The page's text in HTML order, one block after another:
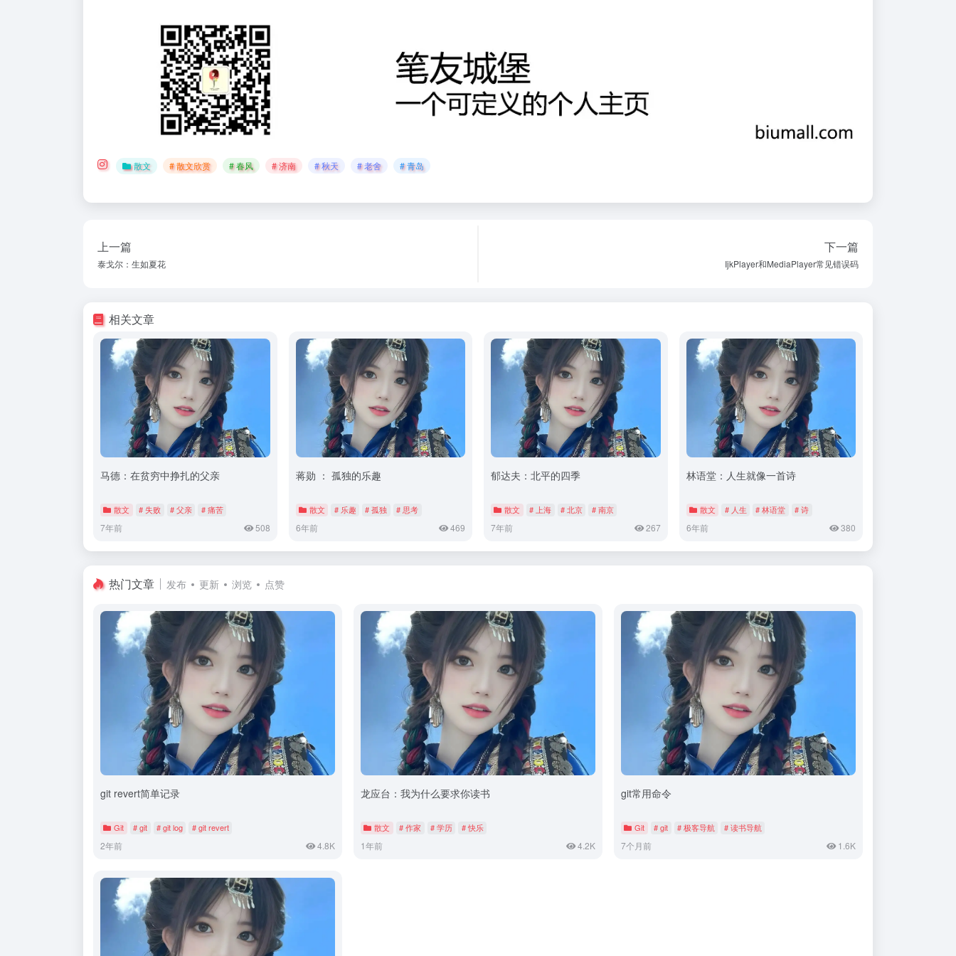
散文 # 散文欣赏 # 春风 # 济南 # 秋天 # 老舍 # 青岛
上一篇
泰戈尔：生如夏花
下一篇
IjkPlayer和MediaPlayer常见错误码
相关文章
马德：在贫穷中挣扎的父亲
散文 # 失败 # 父亲 # 痛苦
7年前 508
蒋勋 ： 孤独的乐趣
散文 # 乐趣 # 孤独 # 思考
6年前 469
郁达夫：北平的四季
散文 # 上海 # 北京 # 南京
7年前 267
林语堂：人生就像一首诗
散文 # 人生 # 林语堂 # 诗
6年前 380
热门文章 发布 更新 浏览 点赞
git revert简单记录
Git # git # git log # git revert
2年前 4.8K
龙应台：我为什么要求你读书
散文 # 作家 # 学历 # 快乐
1年前 4.2K
git常用命令
Git # git # 极客导航 # 读书导航
7个月前 1.6K